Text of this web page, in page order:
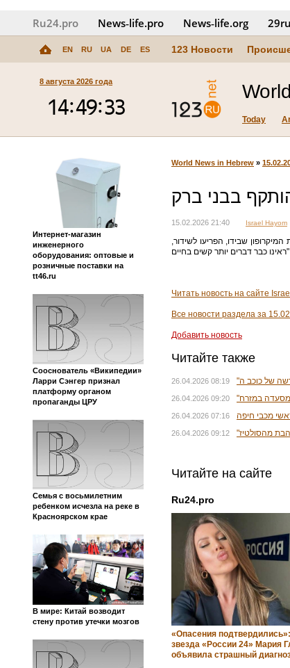
Ru24.pro News‑life.pro News‑life.org
EN RU UA DE ES 123 Новости
8 августа 2026 года
Today
Интернет-магазин
инженерного
оборудования: оптовые и
розничные поставки на
tt46.ru
Сооснователь «Википедии»
Ларри Сэнгер признал
платформу органом
пропаганды ЦРУ
Семья с восьмилетним
ребенком исчезла на реке в
Красноярском крае
В мире: Китай возводит
стену против утечки мозгов
World News in Hebrew »
בבני ברק
15.02.2026 21:40 Israel Hayom
שבידו, הפריעו לשידור,
Читать новость на сайте
Все новости раздела за
Добавить новость
Читайте также
26.04.2026 08:19
26.04.2026 09:20 במזרח
26.04.2026 07:16 מכבי חיפה
26.04.2026 09:12
Читайте на сайте
Ru24.pro
«Опасения
звезда «России 24» Мария
объявила страшный